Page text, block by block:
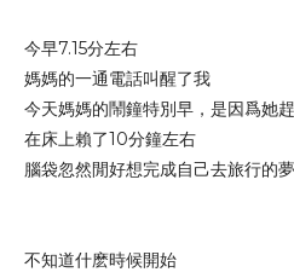
今早7.15分左右
媽媽的一通電話叫醒了我
今天媽媽的鬧鐘特別早，是因爲她
在床上賴了10分鐘左右
腦袋忽然閒好想完成自己去旅行的
不知道什麽時候開始